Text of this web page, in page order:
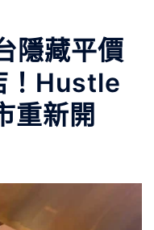
隱藏平價
！Hustle
重新開